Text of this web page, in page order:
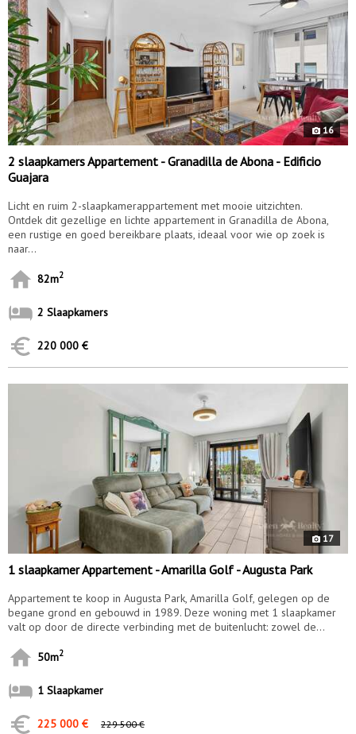
16
2 slaapkamers Appartement - Granadilla de Abona - Edificio
Guajara
Licht en ruim 2-slaapkamerappartement met mooie uitzichten.
Ontdek dit gezellige en lichte appartement in Granadilla de Abona,
een rustige en goed bereikbare plaats, ideaal voor wie op zoek is
naar...
82m2
2 Slaapkamers
220 000 €
17
1 slaapkamer Appartement - Amarilla Golf - Augusta Park
Appartement te koop in Augusta Park, Amarilla Golf, gelegen op de
begane grond en gebouwd in 1989. Deze woning met 1 slaapkamer
valt op door de directe verbinding met de buitenlucht: zowel de...
50m2
1 Slaapkamer
225 000 € 229 500 €